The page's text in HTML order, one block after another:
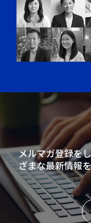
メルマガ登録を
ざまな最新情報